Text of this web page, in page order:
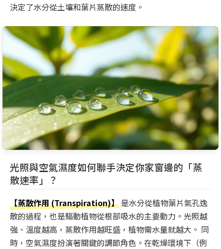
決定了水分從土壤和葉片蒸散的速度。
光照與空氣濕度如何聯手決定你家窗邊的「蒸
散速率」？
【蒸散作用 (Transpiration)】 是水分從植物葉片氣孔逸
散的過程，也是驅動植物從根部吸水的主要動力。光照越
強、溫度越高，蒸散作用越旺盛，植物需水量就越大。 同
時，空氣濕度扮演著關鍵的調節角色。在乾燥環境下（例